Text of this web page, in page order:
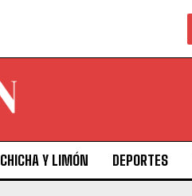
CHICHA Y LIMÓN DEPORTES